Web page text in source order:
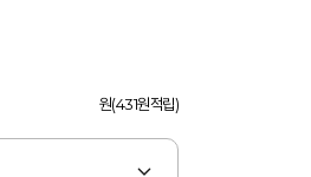
원(431원적립)